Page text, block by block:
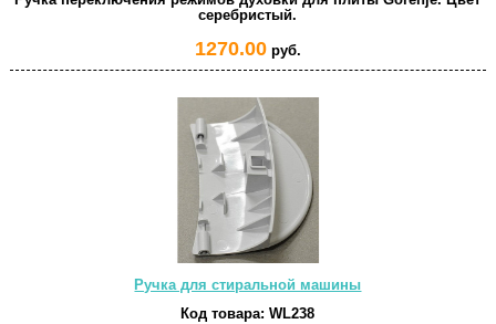
серебристый.
1270.00руб.
Ручка для стиральной машины
Код товара: WL238